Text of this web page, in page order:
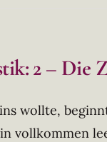
2 – Die
wollte,
vollkommen